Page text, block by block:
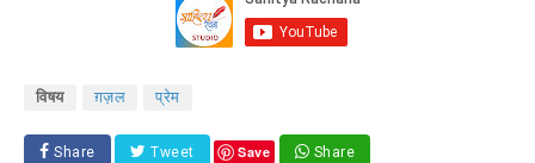
विषय ग़ज़ल प्रेम
Share Tweet Save Share